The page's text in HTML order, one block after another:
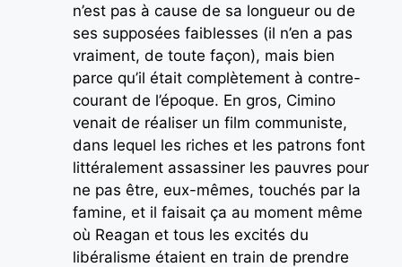
n’est pas à cause de sa longueur ou de
ses supposées faiblesses (il n’en a pas
vraiment, de toute façon), mais bien
parce qu’il était complètement à contre-
courant de l’époque. En gros, Cimino
venait de réaliser un film communiste,
dans lequel les riches et les patrons font
littéralement assassiner les pauvres pour
ne pas être, eux-mêmes, touchés par la
famine, et il faisait ça au moment même
où Reagan et tous les excités du
libéralisme étaient en train de prendre